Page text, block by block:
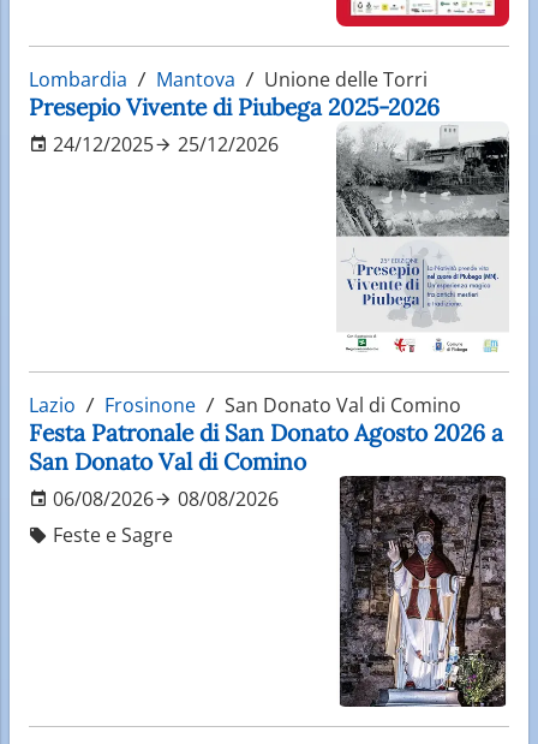
Lombardia Mantova Unione delle Torri
Presepio Vivente di Piubega 2025-2026
24/12/2025 25/12/2026
Lazio Frosinone San Donato Val di Comino
Festa Patronale di San Donato Agosto 2026 a
San Donato Val di Comino
06/08/2026
08/08/2026
Feste e Sagre